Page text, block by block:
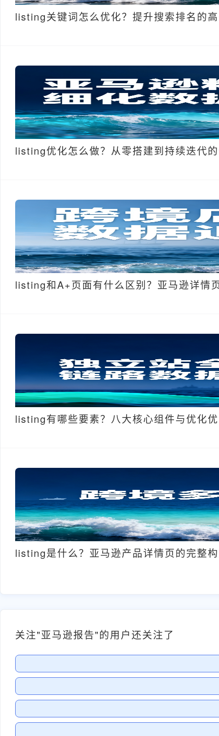
listing关键词怎么优化？提升搜索排名的
listing优化怎么做？从零搭建到持续迭代
listing和A+页面有什么区别？亚马逊详情
listing有哪些要素？八大核心组件与优化
listing是什么？亚马逊产品详情页的完整
关注"亚马逊报告"的用户还关注了